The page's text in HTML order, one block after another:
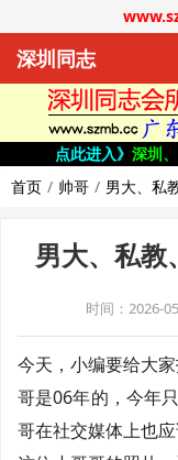
深圳同志
点此进入》 深圳
首页
帅哥 男大、私
男大、私教
时间：2026-
今天，小编要给大
哥是06年的，今年
哥在社交媒体上也